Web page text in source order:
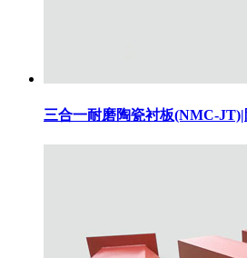
三合一耐磨陶瓷衬板(NMC-